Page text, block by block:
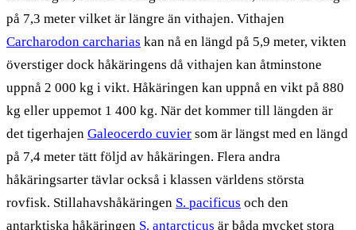
på 7,3 meter vilket är längre än vithajen. Vithajen
Carcharodon carcharias kan nå en längd på 5,9 meter, vikten
överstiger dock håkäringens då vithajen kan åtminstone
uppnå 2 000 kg i vikt. Håkäringen kan uppnå en vikt på 880
kg eller uppemot 1 400 kg. När det kommer till längden är
det tigerhajen Galeocerdo cuvier som är längst med en längd
på 7,4 meter tätt följd av håkäringen. Flera andra
håkäringsarter tävlar också i klassen världens största
rovfisk. Stillahavshåkäringen S. pacificus och den
antarktiska håkäringen S. antarcticus är båda mycket stora